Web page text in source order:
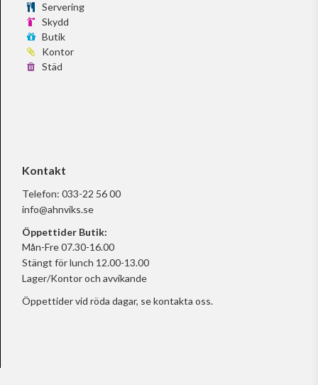
Servering
Skydd
Butik
Kontor
Städ
Kontakt
Telefon: 033-22 56 00
info@ahnviks.se
Öppettider Butik:
Mån-Fre 07.30-16.00
Stängt för lunch 12.00-13.00
Lager/Kontor och avvikande
Öppettider vid röda dagar, sekontakta oss.